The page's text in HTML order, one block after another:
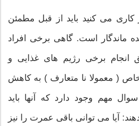
می کنید باید از قبل مطمئن
ماندگار است. گاهی برخی افراد
انجام برخی رژیم های غذایی و
( معمولا نا متعارف ) به کاهش
مهم وجود دارد که آنها باید
آیا می توانی باقی عمرت را نیز